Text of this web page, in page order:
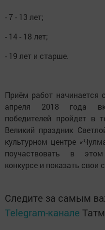
- 7 - 13 лет;
- 14 - 18 лет;
- 19 лет и старше.
Приём работ начинается
апреля 2018 года
победителей пройдет в
Великий праздник
культурном центре
поучаствовать в
конкурсе и показать свои
Следите за самым
Telegram-канале